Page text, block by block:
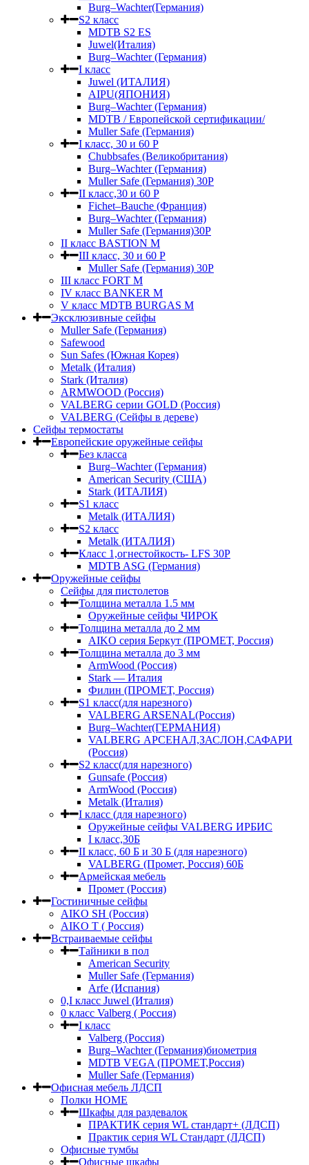
Burg–Wachter(Германия)
S2 класс
MDTB S2 ES
Juwel(Италия)
Burg–Wachter (Германия)
I класс
Juwel (ИТАЛИЯ)
AIPU(ЯПОНИЯ)
Burg–Wachter (Германия)
MDTB / Европейской сертификации/
Muller Safe (Германия)
I класс, 30 и 60 P
Chubbsafes (Великобритания)
Burg–Wachter (Германия)
Muller Safe (Германия) 30Р
II класс,30 и 60 P
Fichet–Bauche (Франция)
Burg–Wachter (Германия)
Muller Safe (Германия)30P
II класс BASTION M
III класс, 30 и 60 P
Muller Safe (Германия) 30Р
III класс FORT M
IV класс BANKER M
V класс МDTB BURGAS M
Эксклюзивные сейфы
Muller Safe (Германия)
Safewood
Sun Safes (Южная Корея)
Metalk (Италия)
Stark (Италия)
ARMWOOD (Россия)
VALBERG серии GOLD (Россия)
VALBERG (Сейфы в дереве)
Сейфы термостаты
Европейские оружейные сейфы
Без класса
Burg–Wachter (Германия)
American Security (США)
Stark (ИТАЛИЯ)
S1 класс
Metalk (ИТАЛИЯ)
S2 класс
Metalk (ИТАЛИЯ)
Класс 1,огнестойкость- LFS 30P
MDTB ASG (Германия)
Оружейные сейфы
Сейфы для пистолетов
Толщина металла 1.5 мм
Оружейные сейфы ЧИРОК
Толщина металла до 2 мм
AIKO серия Беркут (ПРОМЕТ, Россия)
Толщина металла до 3 мм
ArmWood (Россия)
Stark — Италия
Филин (ПРОМЕТ, Россия)
S1 класс(для нарезного)
VALBERG ARSENAL(Россия)
Burg–Wachter(ГЕРМАНИЯ)
VALBERG АРСЕНАЛ,ЗАСЛОН,САФАРИ
(Россия)
S2 класс(для нарезного)
Gunsafe (Россия)
ArmWood (Россия)
Metalk (Италия)
I класс (для нарезного)
Оружейные сейфы VALBERG ИРБИС
I класс,30Б
II класс, 60 Б и 30 Б (для нарезного)
VALBERG (Промет, Россия) 60Б
Армейская мебель
Промет (Россия)
Гостиничные сейфы
AIKO SH (Россия)
AIKO Т ( Россия)
Встраиваемые сейфы
Тайники в пол
American Security
Muller Safe (Германия)
Arfe (Испания)
0,I класс Juwel (Италия)
0 класс Valberg ( Россия)
I класс
Valberg (Россия)
Burg–Wachter (Германия)биометрия
MDTB VEGA (ПРОМЕТ,Россия)
Muller Safe (Германия)
Офисная мебель ЛДСП
Полки HOME
Шкафы для раздевалок
ПРАКТИК серия WL стандарт+ (ЛДСП)
Практик серия WL Стандарт (ЛДСП)
Офисные тумбы
Офисные шкафы